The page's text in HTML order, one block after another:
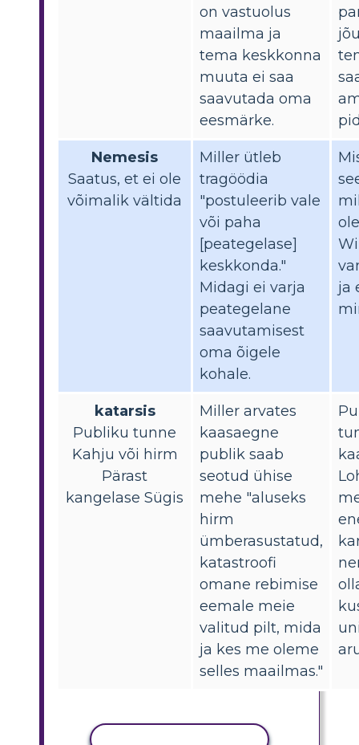
on vastuolus
maailma ja
tema keskkonna
muuta ei saa
saavutada oma
eesmärke.
Nemesis
Saatus, et ei ole
võimalik vältida
Miller ütleb
tragöödia
"postuleerib vale
või paha
[peategelase]
keskkonda."
Midagi ei varja
peategelane
saavutamisest
oma õigele
kohale.
ja
katarsis
Publiku tunne
Kahju või hirm
Pärast
kangelase Sügis
Miller arvates
kaasaegne
publik saab
seotud ühise
mehe "aluseks
hirm
ümberasustatud,
katastroofi
omane rebimise
eemale meie
valitud pilt, mida
ja kes me oleme
selles maailmas."